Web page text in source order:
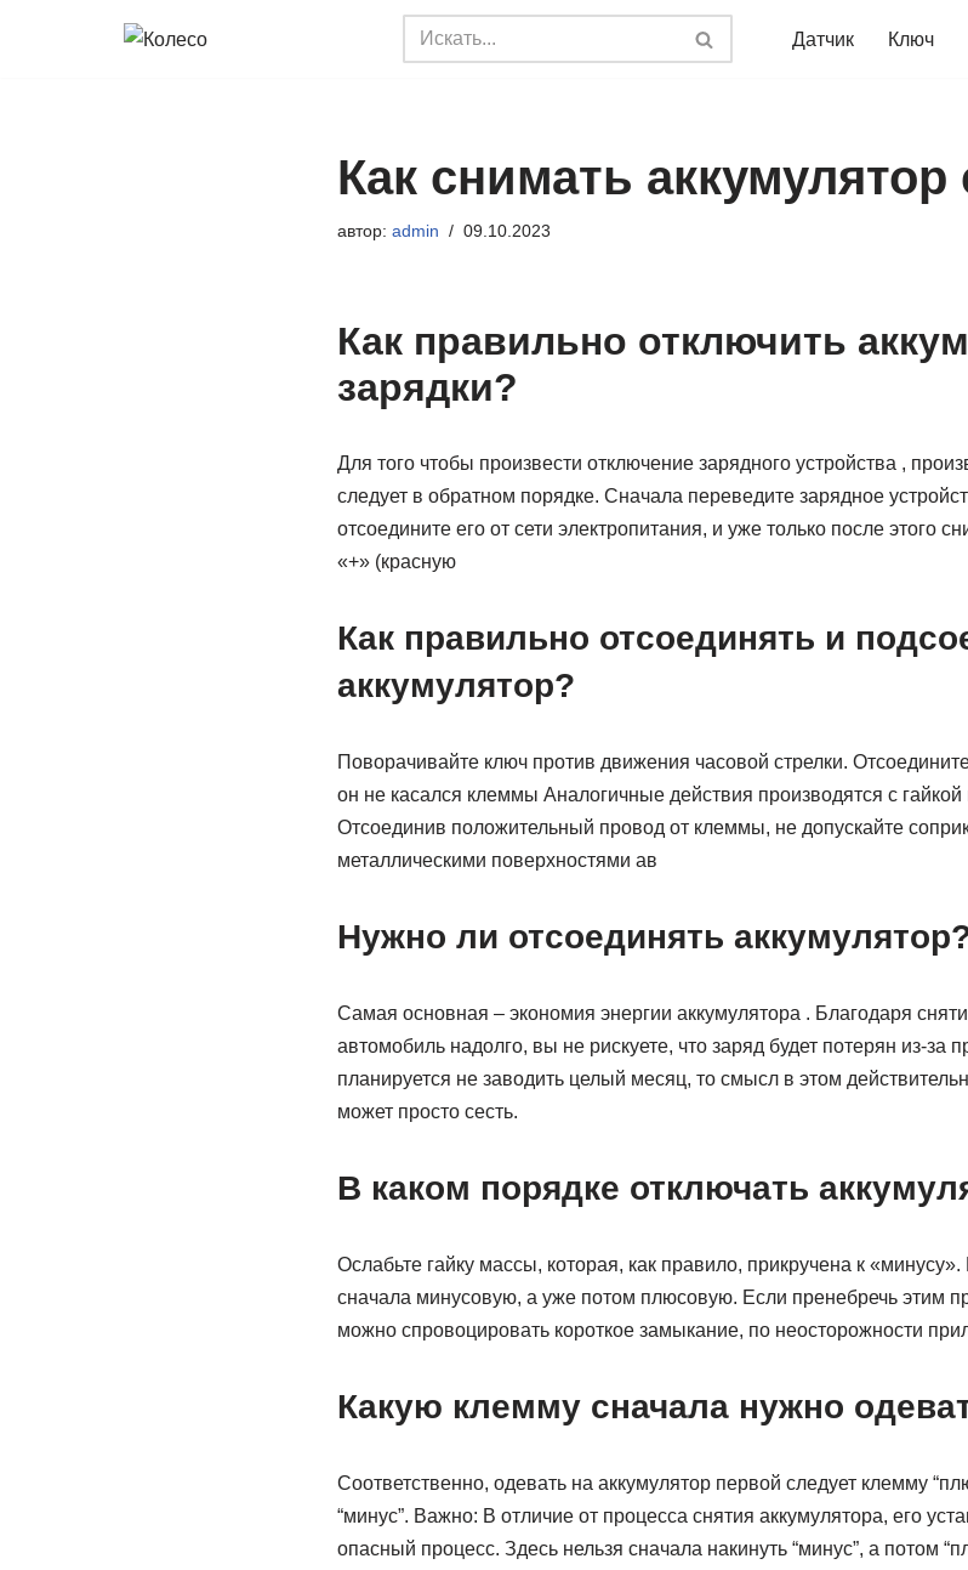
Датчик Ключ
Как снимать аккумулятор
автор: admin 09.10.2023
Как правильно отключить
зарядки?
Для того чтобы произвести отключение зарядного устройства ,
следует в обратном порядке. Сначала переведите зарядное
отсоедините его от сети электропитания, и уже только после этого
«+» (красную
Как правильно отсоединять и
аккумулятор?
Поворачивайте ключ против движения часовой стрелки.
он не касался клеммы Аналогичные действия производятся с
Отсоединив положительный провод от клеммы, не допускайте
металлическими поверхностями ав
Нужно ли отсоединять
Самая основная – экономия энергии аккумулятора . Благодаря
автомобиль надолго, вы не рискуете, что заряд будет потерян из-за
планируется не заводить целый месяц, то смысл в этом
может просто сесть.
В каком порядке отключать
Ослабьте гайку массы, которая, как правило, прикручена к
сначала минусовую, а уже потом плюсовую. Если пренебречь этим
можно спровоцировать короткое замыкание, по неосторожности
Какую клемму сначала нужно
Соответственно, одевать на аккумулятор первой следует клемму
“минус”. Важно: В отличие от процесса снятия аккумулятора, его
опасный процесс. Здесь нельзя сначала накинуть “минус”, а потом